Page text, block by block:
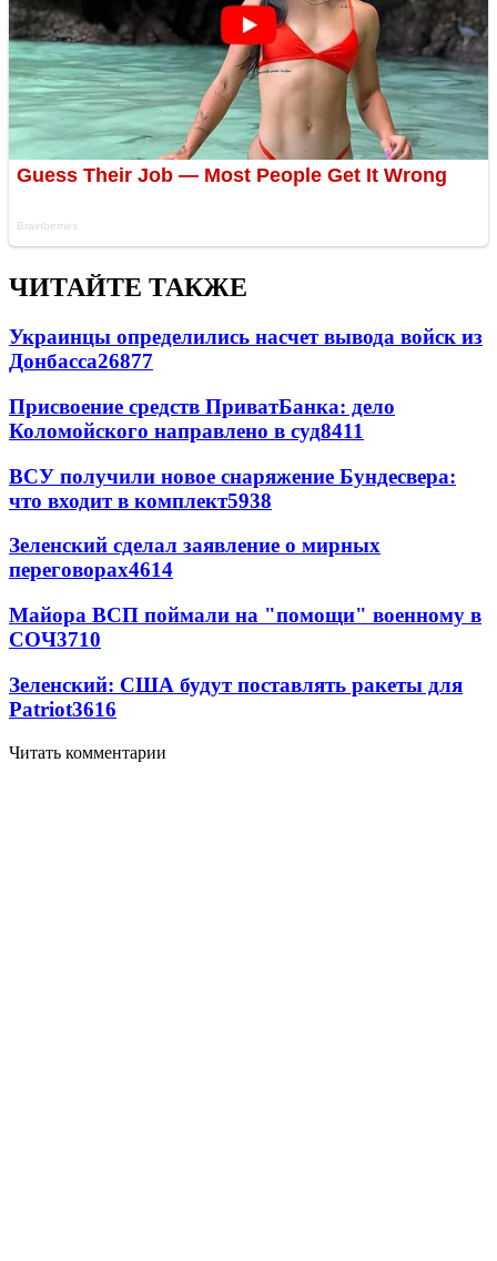
ЧИТАЙТЕ ТАКЖЕ
Украинцы определились насчет вывода войск из
Донбасса26877
Присвоение средств ПриватБанка: дело
Коломойского направлено в суд8411
ВСУ получили новое снаряжение Бундесвера:
что входит в комплект5938
Зеленский сделал заявление о мирных
переговорах4614
Майора ВСП поймали на "помощи" военному в
СОЧ3710
Зеленский: США будут поставлять ракеты для
Patriot3616
Читать комментарии